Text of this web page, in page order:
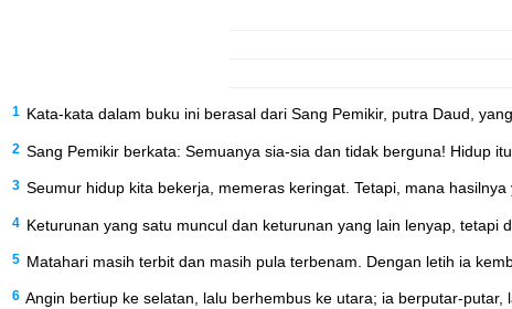
1 Kata-kata dalam buku ini berasal dari Sang Pemikir, putra Daud,
2 Sang Pemikir berkata: Semuanya sia-sia dan tidak berguna! Hidup
3 Seumur hidup kita bekerja, memeras keringat. Tetapi, mana
4 Keturunan yang satu muncul dan keturunan yang lain lenyap, tetapi
5 Matahari masih terbit dan masih pula terbenam. Dengan letih ia
6 Angin bertiup ke selatan, lalu berhembus ke utara; ia berputar-putar,